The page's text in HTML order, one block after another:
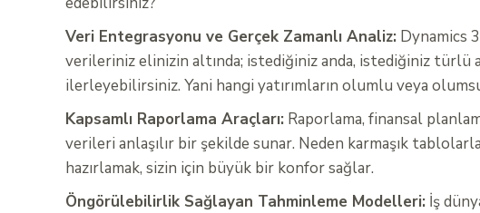
Veri Entegrasyonu ve Gerçek Zamanlı Analiz: Dynamics
verileriniz elinizin altında; istediğiniz anda, istediğiniz türlü
ilerleyebilirsiniz. Yani hangi yatırımların olumlu veya
Kapsamlı Raporlama Araçları: Raporlama, finansal
verileri anlaşılır bir şekilde sunar. Neden karmaşık
hazırlamak, sizin için büyük bir konfor sağlar.
Öngörülebilirlik Sağlayan Tahminleme Modelleri: İş